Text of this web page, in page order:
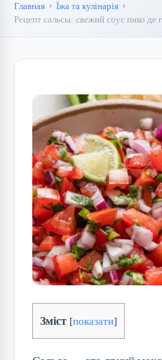
Главная
Їжа та кулінарія
Рецепт сальсы: свежий соус пико де
Зміст [показати]